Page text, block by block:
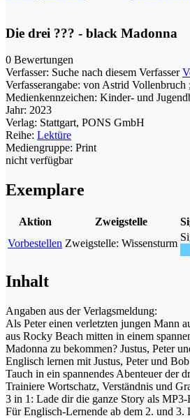
Die drei ??? - black Madonna
0 Bewertungen
Verfasser: Suche nach diesem Verfasser
Verfasserangabe: von Astrid Vollenbruch
Medienkennzeichen: Kinder- und
Jahr: 2023
Verlag: Stattgart, PONS GmbH
Reihe: Lektüre
Mediengruppe: Print
nicht verfügbar
Exemplare
Aktion Zweigstelle
Vorbestellen Zweigstelle: Wissensturm
Inhalt
Angaben aus der Verlagsmeldung:
Als Peter einen verletzten jungen Mann
aus Rocky Beach mitten in einem
Madonna zu bekommen? Justus, Peter
Englisch lernen mit Justus, Peter und Bob
Tauch in ein spannendes Abenteuer der
Trainiere Wortschatz, Verständnis und
3 in 1: Lade dir die ganze Story als
Für Englisch-Lernende ab dem 2. und 3.